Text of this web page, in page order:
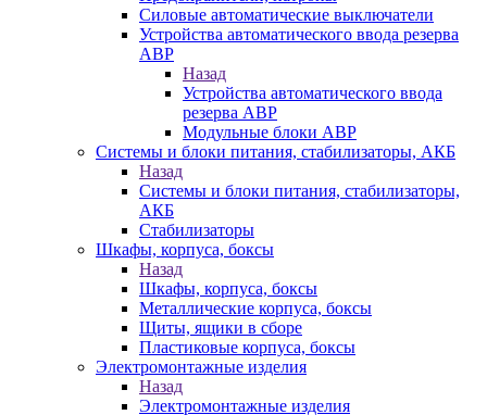
Силовые автоматические выключатели
Устройства автоматического ввода резерва
АВР
Назад
Устройства автоматического ввода
резерва АВР
Модульные блоки АВР
Системы и блоки питания, стабилизаторы, АКБ
Назад
Системы и блоки питания, стабилизаторы,
АКБ
Стабилизаторы
Шкафы, корпуса, боксы
Назад
Шкафы, корпуса, боксы
Металлические корпуса, боксы
Щиты, ящики в сборе
Пластиковые корпуса, боксы
Электромонтажные изделия
Назад
Электромонтажные изделия